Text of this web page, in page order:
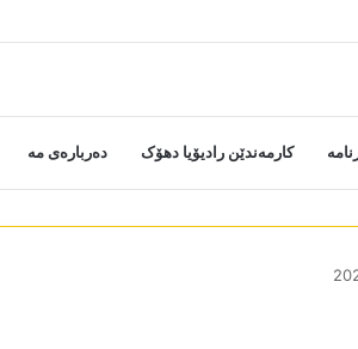
سەر ب ئێدارا زاخو ڤە دشین سەرەدانا گوندیێن
کارمەندێن رادیۆیا دھۆک دەربارەی مە